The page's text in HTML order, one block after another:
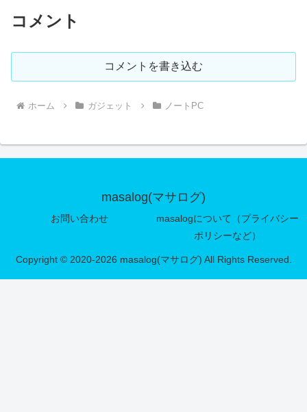
コメント
コメントを書き込む
ホーム ガジェット ノートPC
masalog(マサログ)
お問い合わせ
masalogについて（プライバシー
ポリシーなど）
Copyright © 2020-2026 masalog(マサログ) All Rights Reserved.